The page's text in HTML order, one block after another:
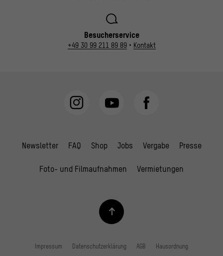
Besucherservice
+49 30 99 211 89 89• Kontakt
Newsletter FAQ Shop Jobs Vergabe Presse
Foto- und Filmaufnahmen Vermietungen
Impressum Datenschutzerklärung AGB Hausordnung